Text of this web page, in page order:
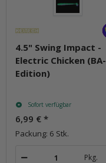
4.5" Swing Impact -
Electric Chicken (BA-
Edition)
Sofort verfügbar
6,99 € *
Packung: 6 Stk.
Pkg.